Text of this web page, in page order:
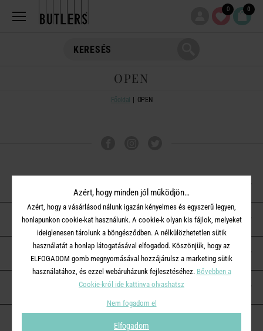
0 0
OPEN
Főoldal OPEN
ÜGYFÉLSZOLGÁLAT
A BUTLERS-RŐL
KAPCSOLAT
Azért, hogy minden jól működjön…
Azért, hogy a vásárlásod nálunk igazán kényelmes és egyszerű legyen,
honlapunkon cookie-kat használunk. A cookie-k olyan kis fájlok, melyeket
ideiglenesen tárolunk a böngésződben. A nélkülözhetetlen sütik
használatát a honlap látogatásával elfogadod. Köszönjük, hogy az
ELFOGADOM gomb megnyomásával hozzájárulsz a marketing sütik
használatához, és ezzel webáruházunk fejlesztéséhez. Bővebben a
Cookie-król ide kattinva olvashatsz
Nem fogadom el
Elfogadom